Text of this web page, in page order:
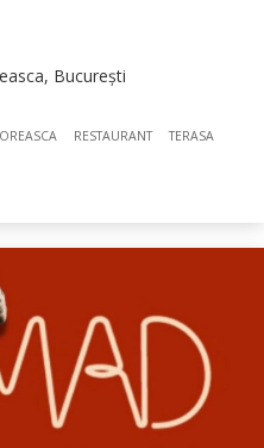
București
RESTAURANT TERASA